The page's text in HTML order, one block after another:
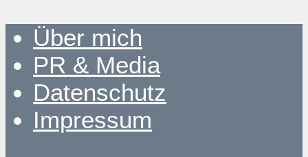
Über mich
PR & Media
Datenschutz
Impressum